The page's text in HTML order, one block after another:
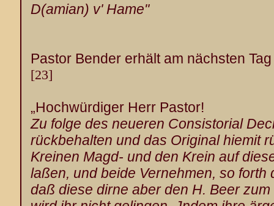
D(amian) v' Hame"
Pastor Bender erhält am nächsten
[23]
„Hochwürdiger Herr Pastor!
Zu folge des neueren Consistorial
rückbehalten und das Original hiemit
Kreinen Magd- und den Krein auf
laßen, und beide Vernehmen, so forth
daß diese dirne aber den H. Beer